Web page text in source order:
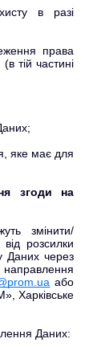
в разі
права
тій частині
яке має для
згоди на
змінити/
розсилки
Даних через
або
Харківське
Даних: